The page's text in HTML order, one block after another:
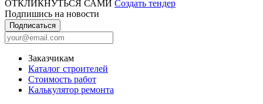
ОТКЛИКНУТЬСЯ САМИ Создать тендер
Подпишись на новости
Подписаться
Заказчикам
Каталог строителей
Стоимость работ
Калькулятор ремонта